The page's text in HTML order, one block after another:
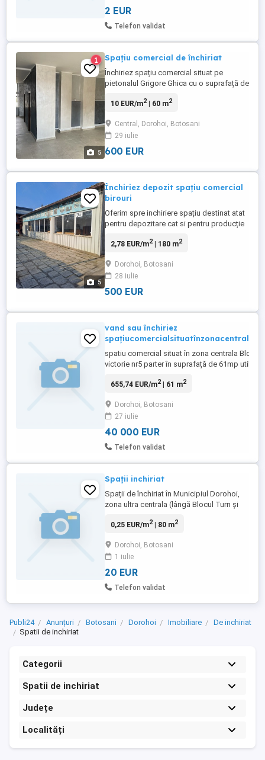
2 EUR
Telefon validat
5
1 Spațiu comercial de închiriat
Închiriez spațiu comercial situat pe
pietonalul Grigore Ghica cu o suprafață de
perfect pentru cabinet medical,
centrală Prețul este de 600 euro
10 EUR/m2| 60 m2
Central, Dorohoi, Botosani
29 iulie
600 EUR
5
Închiriez depozit spațiu comercial
birouri
Oferim spre inchiriere spațiu destinat atat
pentru depozitare cat si pentru producție
adaptare in functie de domeniul de
Depozitul are o suprafata de 98 m2; o
inaltime generoasa,oferind posibilitatea
de instalare rafturi ...
2,78 EUR/m2| 180 m2
Dorohoi, Botosani
28 iulie
500 EUR
vand sau închiriez
spațiucomercialsituatînzonacentrala
spatiu comercial situat în zona centrala Bld
victorie nr5 parter în suprafață de 61mp utila
655,74 EUR/m2| 61 m2
Dorohoi, Botosani
27 iulie
40 000 EUR
Telefon validat
Spații inchiriat
Spații de închiriat în Municipiul Dorohoi,
zona ultra centrala (lângă Blocul Turn și
85 mp 3.Spatiu 30mp Relații la tel @reper
0,25 EUR/m2| 80 m2
Dorohoi, Botosani
1 iulie
20 EUR
Telefon validat
Publi24 Anunțuri Botosani Dorohoi Imobiliare
De inchiriat
Spatii de inchiriat
Categorii
Spatii de inchiriat
Județe
Localități